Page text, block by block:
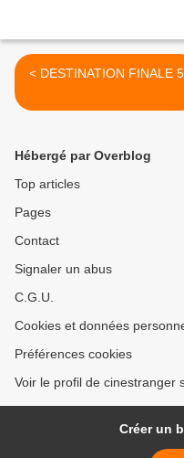
< DESTINATION FINALE 5
Hébergé par Overblog
Top articles
Pages
Contact
Signaler un abus
C.G.U.
Cookies et données
Préférences cookies
Voir le profil de cinestranger
Créer un